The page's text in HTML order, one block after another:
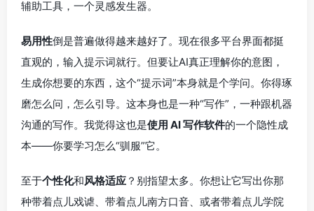
辅助工具，一个灵感发生器。
易用性倒是普遍做得越来越好了。现在很多平台界面都挺
直观的，输入提示词就行。但要让AI真正理解你的意图，
生成你想要的东西，这个“提示词”本身就是个学问。你得琢
磨怎么问，怎么引导。这本身也是一种“写作”，一种跟机器
沟通的写作。我觉得这也是使用 AI 写作软件的一个隐性成
本——你要学习怎么“驯服”它。
至于个性化和风格适应 ？别指望太多。你想让它写出你那
种带着点儿戏谑、带着点儿南方口音、或者带着点儿学院